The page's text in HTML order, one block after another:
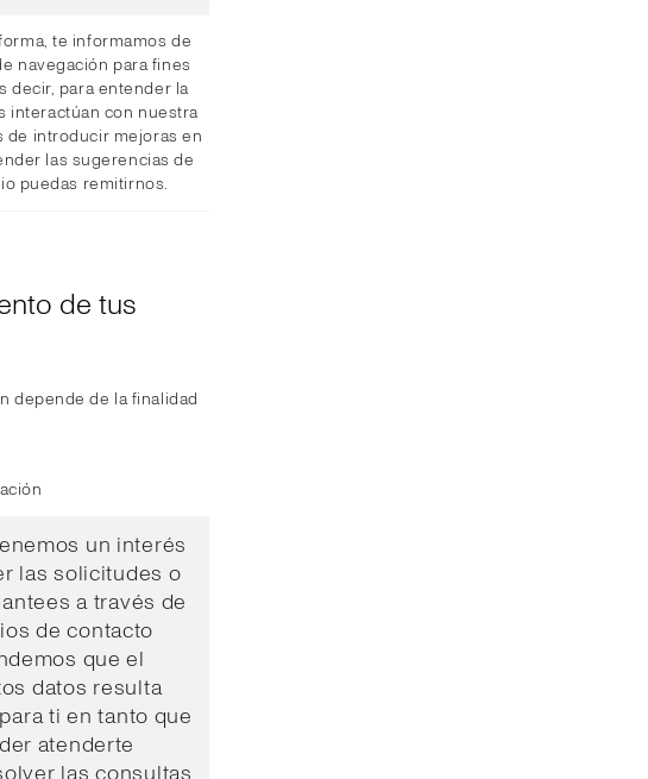
te informamos de
navegación para fines
decir, para entender la
interactúan con nuestra
de introducir mejoras en
las sugerencias de
puedas remitirnos.
de tus
depende de la finalidad
un interés
las solicitudes o
a través de
de contacto
que el
datos resulta
ti en tanto que
atenderte